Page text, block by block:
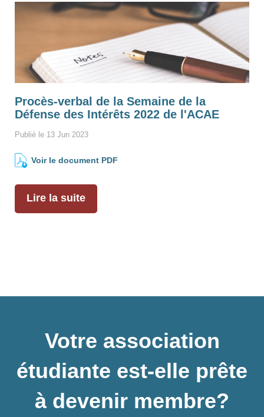
Procès-verbal de la Semaine de la
Défense des Intérêts 2022 de l'ACAE
Publié le 13 Jun 2023
Voir le document PDF
Lire la suite
Votre association
étudiante est-elle prête
à devenir membre?